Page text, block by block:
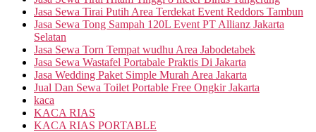
Jasa Sewa Tirai Putih Area Terdekat Event Reddors Tambun
Jasa Sewa Tong Sampah 120L Event PT Allianz Jakarta
Selatan
Jasa Sewa Torn Tempat wudhu Area Jabodetabek
Jasa Sewa Wastafel Portabale Praktis Di Jakarta
Jasa Wedding Paket Simple Murah Area Jakarta
Jual Dan Sewa Toilet Portable Free Ongkir Jakarta
kaca
KACA RIAS
KACA RIAS PORTABLE